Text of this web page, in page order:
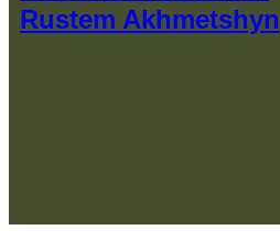
Rustem Akhmetshyn